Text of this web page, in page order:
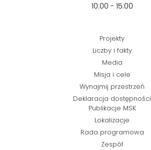
10:00 - 15:00
Projekty
Liczby i fakty
Media
Misja i cele
Wynajmij przestrzeń
Deklaracja dostępności
Publikacje MSK
Lokalizacje
Rada programowa
Zespół